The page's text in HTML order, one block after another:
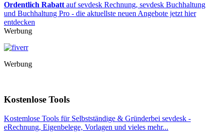
Ordentlich Rabatt auf sevdesk Rechnung, sevdesk Buchhaltung
und Buchhaltung Pro - die aktuellste neuen Angebote jetzt hier
entdecken
Werbung
Werbung
Kostenlose Tools
Kostemlose Tools für Selbstständige & Gründerbei sevdesk -
eRechnung, Eigenbelege, Vorlagen und vieles mehr...